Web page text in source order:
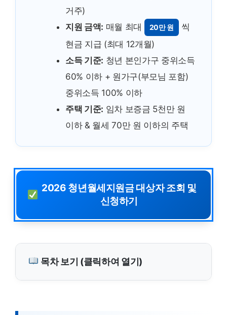
거주)
지원 금액: 매월 최대 20만 원
씩
현금 지급 (최대 12개월)
소득 기준: 청년 본인가구 중위소득
60% 이하 + 원가구(부모님 포함)
중위소득 100% 이하
주택 기준: 임차 보증금 5천만 원
이하 & 월세 70만 원 이하의 주택
2026 청년월세지원금 대상자 조회 및
신청하기
목차 보기 (클릭하여 열기)